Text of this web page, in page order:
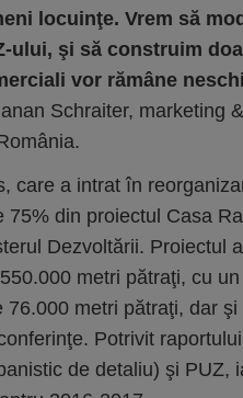
locuinţe. Vrem să
ului, şi să construim
vor rămâne
Schraiter, marketing
care a intrat în
75% din proiectul Casa
Dezvoltării. Proiectul
metri pătraţi, cu
76.000 metri pătraţi, dar
Potrivit
de detaliu) şi PUZ,